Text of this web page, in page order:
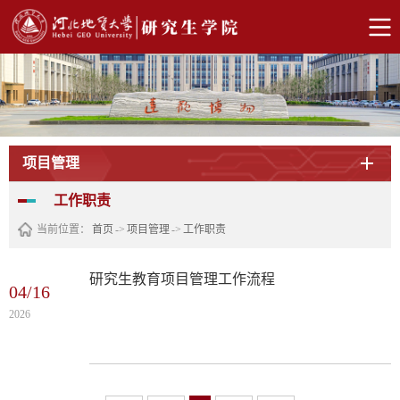
项目管理
工作职责
当前位置： 首页 -> 项目管理 -> 工作职责
04/16
2026
研究生教育项目管理工作流程